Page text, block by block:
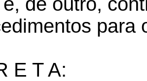
para
E T A: